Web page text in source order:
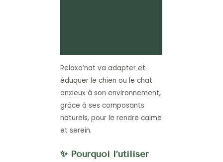
Relaxo’nat va adapter et
éduquer le chien ou le chat
anxieux à son environnement,
grâce à ses composants
naturels, pour le rendre calme
et serein.
✨ Pourquoi l’utiliser